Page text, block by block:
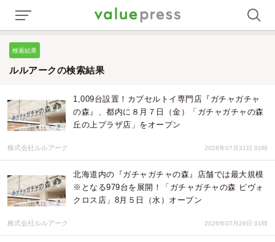
検索結果
ルルアークの検索結果
1,009台設置！カプセルトイ専門店『ガチャガチャ
の森』、都内に８月７日（金）「ガチャガチャの森
丘の上プラザ店」をオープン
株式会社ルルアーク 2026年07月31日 01時
北海道内の『ガチャガチャの森』店舗では最大規模
※となる979台を展開！「ガチャガチャの森 ピヴォ
クロス店」8月５日（水）オープン
株式会社ルルアーク 2026年07月29日 01時